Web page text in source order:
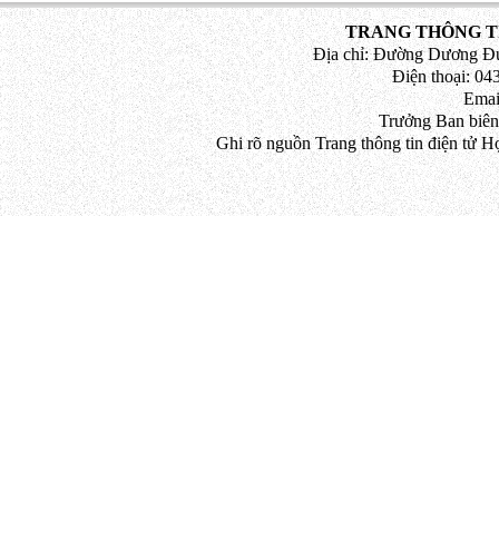
TRANG THÔNG
Địa chỉ: Đường Dương
Điện thoại:
Trưởng Ban
Ghi rõ nguồn Trang thông tin điện tử